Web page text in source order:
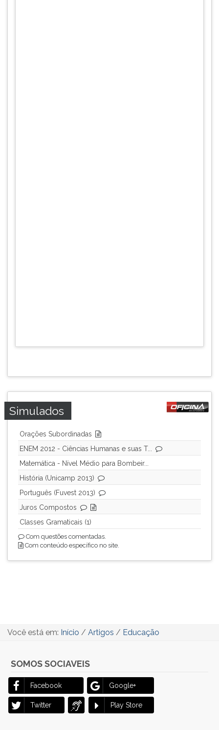
Simulados
Orações Subordinadas
ENEM 2012 - Ciências Humanas e suas T...
Matemática - Nível Médio para Bombeir...
História (Unicamp 2013)
Português (Fuvest 2013)
Juros Compostos
Classes Gramaticais (1)
Com questões comentadas.
Com conteúdo específico no site.
Você está em: Início / Artigos / Educação
SOMOS SOCIAVEIS
Facebook Google+
Twitter Play Store